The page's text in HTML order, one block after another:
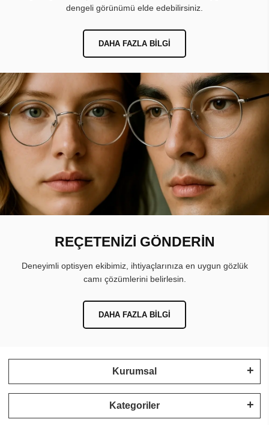
dengeli görünümü elde edebilirsiniz.
DAHA FAZLA BILGI
REÇETENİZİ GÖNDERİN
Deneyimli optisyen ekibimiz, ihtiyaçlarınıza en uygun gözlük
camı çözümlerini belirlesin.
DAHA FAZLA BILGI
Kurumsal
Kategoriler